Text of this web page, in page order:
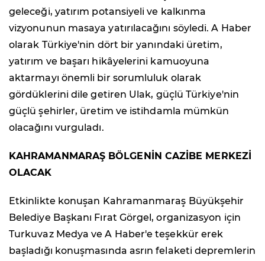
geleceği, yatırım potansiyeli ve kalkınma
vizyonunun masaya yatırılacağını söyledi. A Haber
olarak Türkiye'nin dört bir yanındaki üretim,
yatırım ve başarı hikâyelerini kamuoyuna
aktarmayı önemli bir sorumluluk olarak
gördüklerini dile getiren Ulak, güçlü Türkiye'nin
güçlü şehirler, üretim ve istihdamla mümkün
olacağını vurguladı.
KAHRAMANMARAŞ BÖLGENİN CAZİBE MERKEZİ
OLACAK
Etkinlikte konuşan Kahramanmaraş Büyükşehir
Belediye Başkanı Fırat Görgel, organizasyon için
Turkuvaz Medya ve A Haber'e teşekkür erek
başladığı konuşmasında asrın felaketi depremlerin